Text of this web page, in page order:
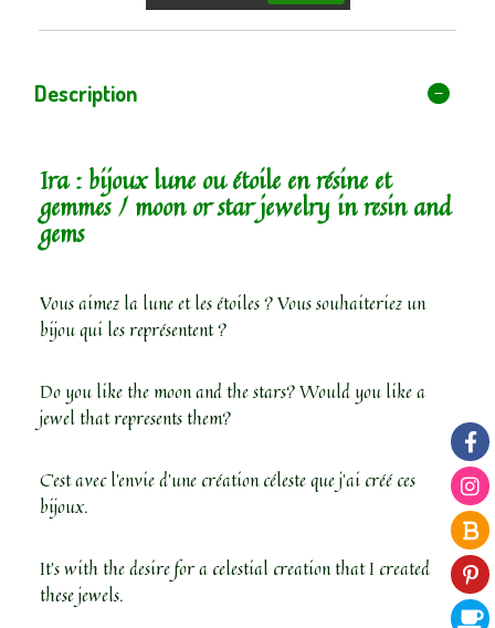
Description
Ira : bijoux lune ou étoile en résine et
gemmes / moon or star jewelry in resin and
gems
Vous aimez la lune et les étoiles ? Vous souhaiteriez un
bijou qui les représentent ?
Do you like the moon and the stars? Would you like a
jewel that represents them?
C’est avec l’envie d’une création céleste que j’ai créé ces
bijoux.
It’s with the desire for a celestial creation that I created
these jewels.